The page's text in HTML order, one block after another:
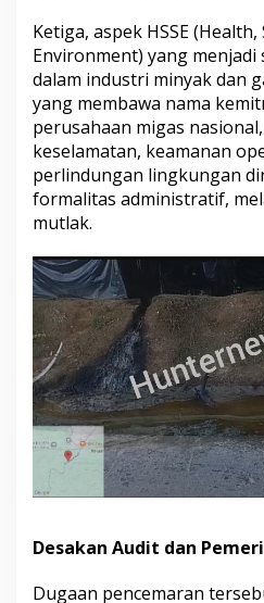
Ketiga, aspek HSSE
Environment) yang
dalam industri minyak dan
yang membawa nama
perusahaan migas
keselamatan, keamanan
perlindungan lingkungan
formalitas administratif,
mutlak.
Desakan Audit dan
Dugaan pencemaran